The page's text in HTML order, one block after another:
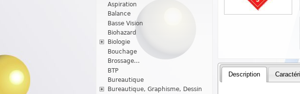
Aspiration
Balance
Basse Vision
Biohazard
Biologie
Bouchage
Brossage...
BTP
Bureautique
Bureautique, Graphisme, Dessin
Description